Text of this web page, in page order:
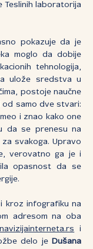
Teslinih laboratorija
pokazuje da je
moglo da dobije
tehnologija,
ulože sredstva u
postoje naučne
samo dve stvari:
i znao kako one
da se prenesu na
svakoga. Upravo
verovatno ga je i
opasnost da se
kroz infografiku na
adresom na oba
i
delo je
Dušana